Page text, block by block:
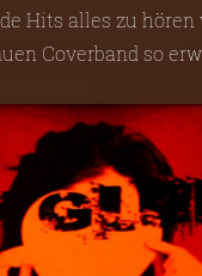
Hits alles zu hören
Coverband so